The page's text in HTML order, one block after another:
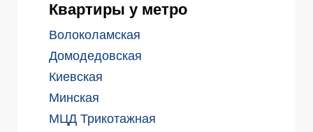
Квартиры у метро
Волоколамская
Домодедовская
Киевская
Минская
МЦД Трикотажная